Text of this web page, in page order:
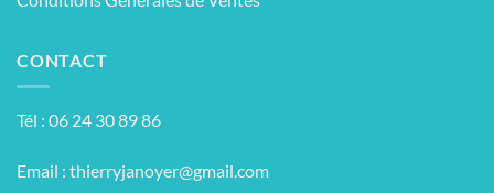
CONTACT
Tél : 06 24 30 89 86
Email : thierryjanoyer@gmail.com